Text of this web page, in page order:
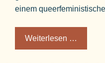
einem
Weiterlesen …